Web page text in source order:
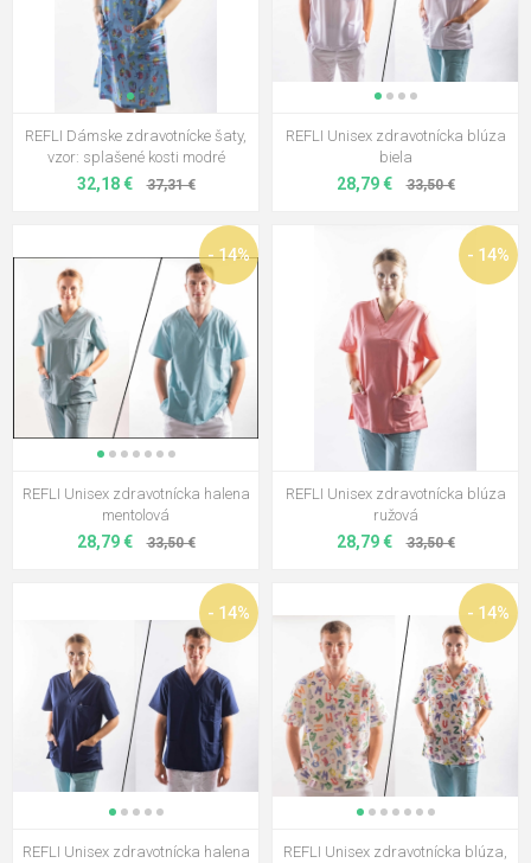
REFLI Dámske zdravotnícke šaty,
vzor: splašené kosti modré
32,18 € 37,31 €
REFLI Unisex zdravotnícka blúza
biela
28,79 € 33,50 €
- 14%
REFLI Unisex zdravotnícka halena
mentolová
28,79 € 33,50 €
- 14%
REFLI Unisex zdravotnícka blúza
ružová
28,79 € 33,50 €
- 14%
REFLI Unisex zdravotnícka halena
- 14%
REFLI Unisex zdravotnícka blúza,